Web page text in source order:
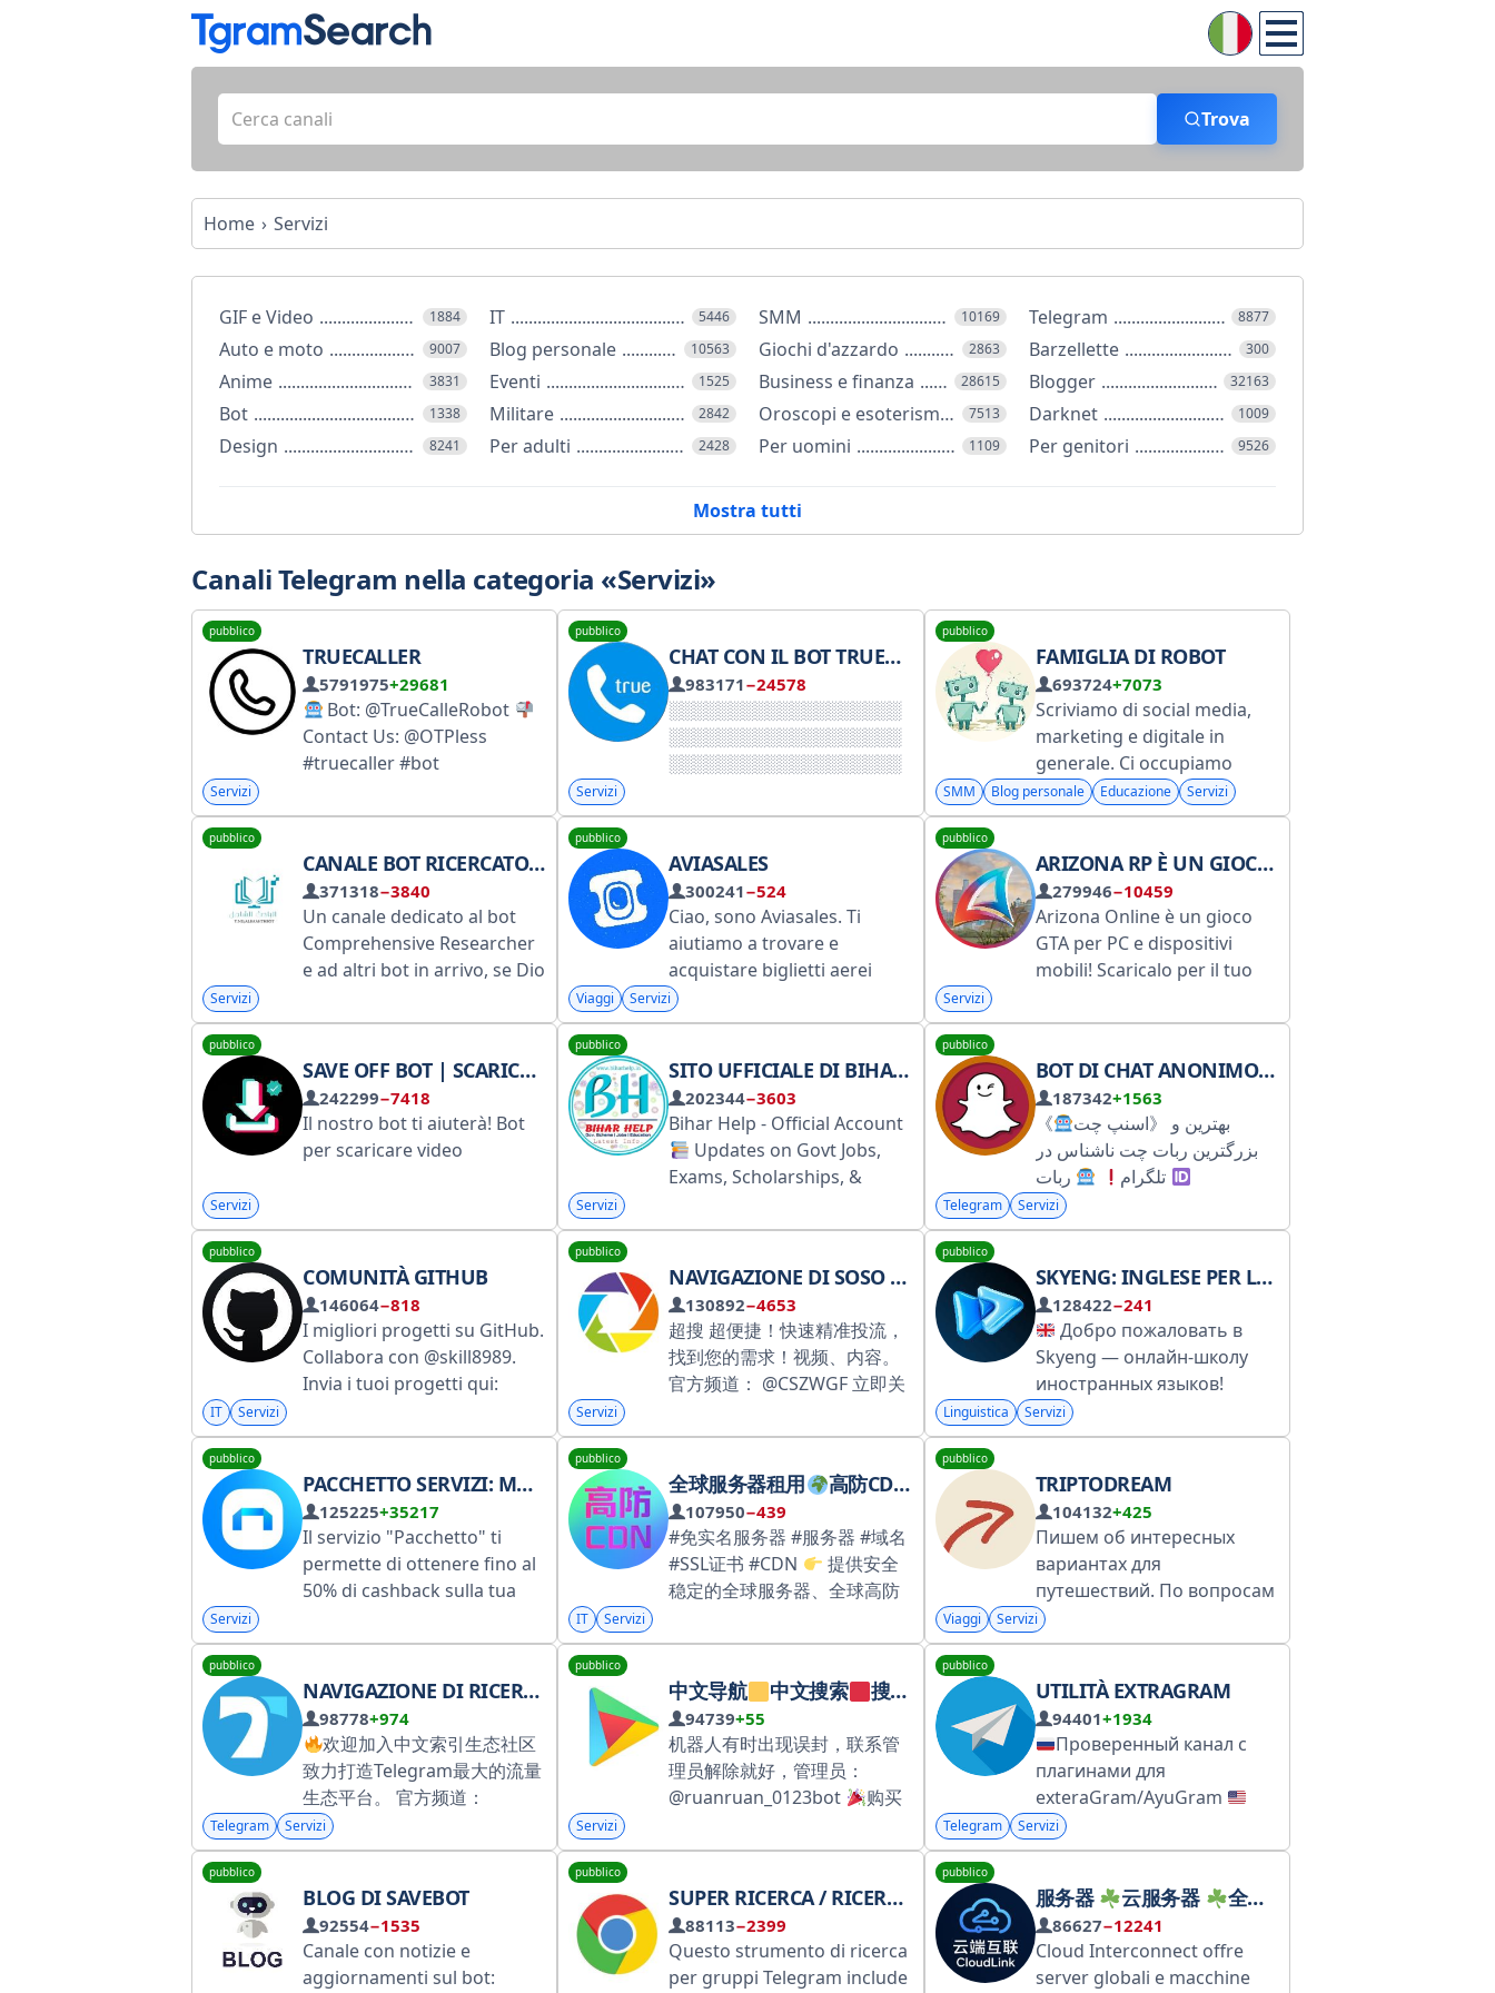
Trova
Home Servizi
GIF e Video 1884 IT 5446 SMM 10169 Telegram 8877
Auto e moto 9007 Blog personale 10563 Giochi d'azzardo 2863 Barzellette 300
Anime 3831 Eventi 1525 Business e finanza 28615 Blogger 32163
Bot 1338 Militare 2842 Oroscopi e esoterismo 7513 Darknet 1009
Design 8241 Per adulti 2428 Per uomini 1109 Per genitori 9526
Canali Telegram nella categoria «Servizi»
pubblico
TRUECALLER
5791975+29681
Bot: @TrueCalleRobot
Contact Us: @OTPless
#truecaller #bot
Servizi
pubblico
CHAT CON IL BOT TRUECALLER
983171−24578
Servizi
pubblico
FAMIGLIA DI ROBOT
693724+7073
Scriviamo di social media,
marketing e digitale in
generale. Ci occupiamo
anche dei nostri bot
@SaveAsBot, @Text4InstaBot
domande sui bot, contatta
@Supermanoff. Per
domande sulla pubblicità,
contatta @Supermanoff.
Roskomnadzor:
SMM Blog personale Educazione Servizi
pubblico
CANALE BOT RICERCATORE COMPLETO
371318−3840
Un canale dedicato al bot
Comprehensive Researcher
e ad altri bot in arrivo, se Dio
Servizi
pubblico
AVIASALES
300241−524
Ciao, sono Aviasales. Ti
aiutiamo a trovare e
acquistare biglietti aerei
economici. Bot per prezzi
bassi:
Rivista di viaggi PSZhR:
@psgr_aviasales. Cartoline
da Baba Tonya:
@AviatonyaBot. RKN:
i.avs.io/Ib1aS_3O
Viaggi Servizi
pubblico
ARIZONA RP È UN GIOCO ONLINE.
279946−10459
Arizona Online è un gioco
GTA per PC e dispositivi
mobili! Scaricalo per il tuo
https://arzgames.online/des
l'assistenza:
@arz_support_bot
Distribuzione premi:
@arzmanager
Collaborazione:
@arizona_coop_bot
Servizi
pubblico
SAVE OFF BOT | SCARICA TIKTOK
242299−7418
Il nostro bot ti aiuterà! Bot
per scaricare video
Servizi
pubblico
SITO UFFICIALE DI BIHAR HELP (BIHARHELP.IN)
202344−3603
Bihar Help - Official Account
Updates on Govt Jobs,
Exams, Scholarships, &
& job seekers with easy
Servizi
pubblico
BOT DI CHAT ANONIMO DI SNAPCHAT
187342+1563
《
اسنپ چت》 بهترین و
بزرگترین ربات چت ناشناس در
تلگرام
@SnappChat_Bot
@SnappChat_Sup
سایت
Telegram Servizi
pubblico
COMUNITÀ GITHUB
146064−818
I migliori progetti su GitHub.
Collabora con @skill8989.
Invia i tuoi progetti qui:
canali di Roskomnadzor:
IT Servizi
pubblico
NAVIGAZIONE DI SOSO SEARCH (MOTORE DI RICERCA CINESE)
130892−4653
超搜 超便捷！快速精准投流，
找到您的需求！视频、内容。
官方频道： @CSZWGF 立即关
@CSZWGLBOT 官方客服：
@CSZWBOT 8.8折广告优惠码
1888 群主合作 @dnytg01 吃
瓜大佬 @chigua_tg 新闻安危
@xinwen_tg 骗子揭秘
@bocai_tg TG曝光
@nyy48
Servizi
pubblico
SKYENG: INGLESE PER LA VITA
128422−241
Добро пожаловать в
Skyeng — онлайн-школу
иностранных языков!
Определите свой уровень
английского и забирайте
https://go.skyeng.ru/lessons
10tg Задать вопрос,
записаться на урок
@skyenghelp №5007240376
Linguistica Servizi
pubblico
PACCHETTO SERVIZI: MOLTIPLICA I TUOI VANTAGGI!
125225+35217
Il servizio "Pacchetto" ti
permette di ottenere fino al
50% di cashback sulla tua
i negozi Pyaterochka e
tramite il sito
Roskomnadzor:
https://gosuslugi.ru/snet/68
5149388c020e133a319eaf
Servizi
pubblico
全球服务器租用 高防CDN 备案域名|SSL证书|ZH_CN
107950−439
#免实名服务器 #服务器 #域名
#SSL证书 #CDN
提供安全
稳定的全球服务器、全球高防
SSL证书产品 全球机房一手资
询请联系 @idc2288
IT Servizi
pubblico
TRIPTODREAM
104132+425
Пишем об интересных
вариантах для
путешествий. По вопросам
сотрудничества:
@Maria_TTD РКН:
Администраторы канала
никогда не предлагают
туры или билеты в личных
сообщениях.
Viaggi Servizi
pubblico
NAVIGAZIONE DI RICERCA TG
98778+974
欢迎加入中文索引生态社区
致力打造Telegram最大的流量
生态平台。 官方频道：
https://t.me/China1 唯一管理
员： @TeleTop678Bot
Telegram Servizi
pubblico
中文导航 中文搜索 搜索神器
94739+55
机器人有时出现误封，联系管
理员解除就好，管理员：
@ruanruan_0123bot
购买
扣！ {中文包}找不着，可以找
你的人，一律为骗子！有问题
联系管理员
Servizi
pubblico
UTILITÀ EXTRAGRAM
94401+1934
Проверенный канал с
плагинами для
exteraGram/AyuGram
Trusted channel with plugins
for exteraGram/AyuGram
@itsv2eds PR Manager:
@p3vkko
Telegram Servizi
pubblico
BLOG DI SAVEBOT
92554−1535
Canale con notizie e
aggiornamenti sul bot:
pubblico
SUPER RICERCA / RICERCA CINESE / NAVIGAZIONE CINESE [STRUMENTO DI RICERCA]
88113−2399
Questo strumento di ricerca
per gruppi Telegram include
pubblico
服务器 云服务器 全球服务器
86627−12241
Cloud Interconnect offre
server globali e macchine